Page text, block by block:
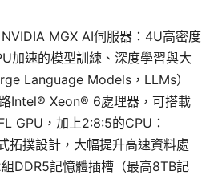
NVIDIA MGX AI伺服器：4U高密度
加速的模型訓練、深度學習與大
Language Models，LLMs）
Intel® Xeon® 6處理器，可搭載
GPU，加上2:8:5的CPU：
拓撲設計，大幅提升高速資料處
DDR5記憶體插槽（最高8TB記